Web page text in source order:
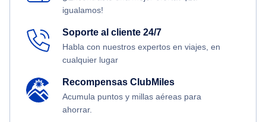
igualamos!
Soporte al cliente 24/7
Habla con nuestros expertos en viajes, en
cualquier lugar
Recompensas ClubMiles
Acumula puntos y millas aéreas para
ahorrar.